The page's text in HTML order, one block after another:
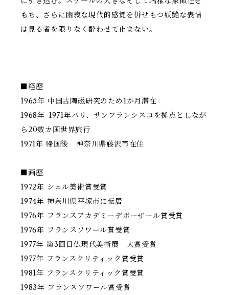
もち、さらに幽寂な現代的感覚を併せもつ妖艶な表情
は見る者を限りなく酔わせて止まない。
■経歴
1965年 中国古陶磁研究のため1か月滞在
1968年-1971年パリ、サンフランシスコを拠点としなが
ら20数カ国世界旅行
1971年 帰国後 神奈川県藤沢市在住
■画歴
1972年 シェル美術賞受賞
1974年 神奈川県平塚市に転居
1976年 フランスアカデミーデボーザール賞受賞
1976年 フランスソワール賞受賞
1977年 第3回日仏現代美術展 大賞受賞
1977年 フランスクリティック賞受賞
1981年 フランスクリティック賞受賞
1983年 フランスソワール賞受賞